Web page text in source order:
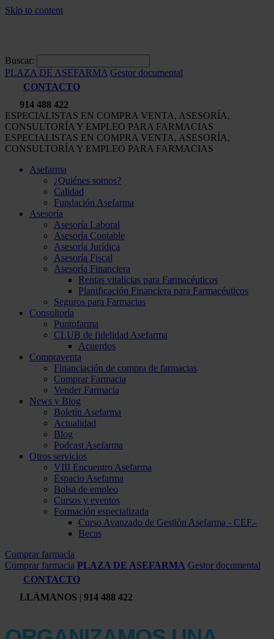
Skip to content
Buscar:
PLAZA DE ASEFARMA Gestor documental
CONTACTO
914 488 422
ESPECIALISTAS EN COMPRA VENTA, ASESORÍA,
CONSULTORÍA Y EMPLEO PARA FARMACIAS
ESPECIALISTAS EN COMPRA VENTA, ASESORÍA,
CONSULTORÍA Y EMPLEO PARA FARMACIAS
Asefarma
¿Quiénes somos?
Calidad
Fundación Asefarma
Asesoría
Asesoría Laboral
Asesoría Contable
Asesoría Jurídica
Asesoría Fiscal
Asesoría Financiera
Rentas vitalicias para Farmacéuticos
Planificación Financiera para Farmacéuticos
Seguros para Farmacias
Consultoría
Puntofarma
CLUB de fidelidad Asefarma
Acuerdos
Compraventa
Financiación de compra de farmacias
Comprar Farmacia
Vender Farmacia
News y Blog
Boletín Asefarma
Actualidad
Blog
Podcast Asefarma
Otros servicios
VIII Encuentro Asefarma
Espacio Asefarma
Bolsa de empleo
Cursos y eventos
Formación especializada
Curso Avanzado de Gestión Asefarma - CEF.-
Becas
Comprar farmacia
Comprar farmacia PLAZA DE ASEFARMA Gestor documental
CONTACTO
LLÁMANOS | 914 488 422